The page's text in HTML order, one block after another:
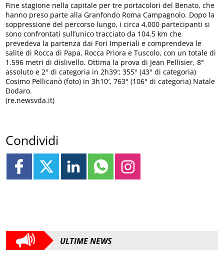
Fine stagione nella capitale per tre portacolori del Benato, che
hanno preso parte alla Granfondo Roma Campagnolo. Dopo la
soppressione del percorso lungo, i circa 4.000 partecipanti si
sono confrontati sull’unico tracciato da 104.5 km che
prevedeva la partenza dai Fori Imperiali e comprendeva le
salite di Rocca di Papa, Rocca Priora e Tuscolo, con un totale di
1.596 metri di dislivello. Ottima la prova di Jean Pellisier, 8°
assoluto e 2° di categoria in 2h39′; 355° (43° di categoria)
Cosimo Pellicanò (foto) in 3h10′, 763° (106° di categoria) Natale
Dodaro.
(re.newsvda.it)
Condividi
ULTIME NEWS